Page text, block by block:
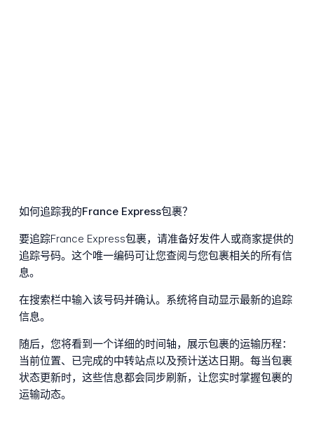
如何追踪我的France Express包裹？
要追踪France Express包裹，请准备好发件人或商家提供的
追踪号码。这个唯一编码可让您查阅与您包裹相关的所有信
息。
在搜索栏中输入该号码并确认。系统将自动显示最新的追踪
信息。
随后，您将看到一个详细的时间轴，展示包裹的运输历程：
当前位置、已完成的中转站点以及预计送达日期。每当包裹
状态更新时，这些信息都会同步刷新，让您实时掌握包裹的
运输动态。